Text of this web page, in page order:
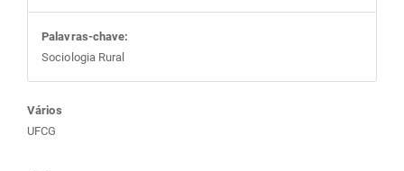
Palavras-chave:
Sociologia Rural
Conteúdo
Vários
UFCG